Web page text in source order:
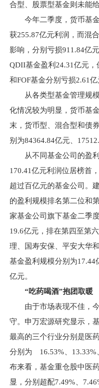
合型、股票型基金则未能
今年二季度，货币基金
获255.87亿元利润，而混
影响，分别亏损911.84亿
QDII基金盈利24.31亿元
和FOF基金分别亏损2.61亿
从各类型基金管理规模
化情况较为明显，货币基
末，货币型、混合型和债
别为84364.84亿元、
从不同基金公司的盈利
170.41亿元利润位居榜首
超过百亿元的基金公司。
的盈利规模排名第二位和
家基金公司旗下基金二季
19.6亿元，排在第四至第
理、国寿安保、平安大华
基金盈利规模分别为17.44
亿元。
“吃药喝酒”抱团取暖
由于市场表现不佳，今
守。申万宏源研究显示，
最高的三个行业分别是医
分别为 16.53%、13.33%
布来看，基金重仓股中医
显，分别超配7.49%、